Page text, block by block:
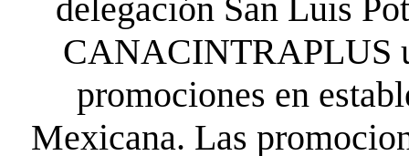
delegación San Luis
CANACINTRAPLUS
promociones en
Mexicana. Las